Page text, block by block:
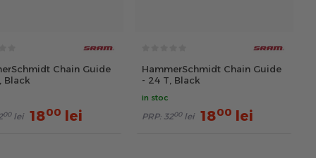
Chain Guide
Black
00 lei 1800 lei
HammerSchmidt Chain Guide
- 24 T, Black
in stoc
PRP: 3200 lei 1800 lei